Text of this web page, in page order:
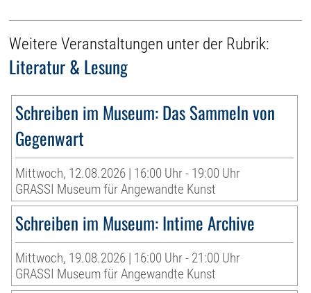
Weitere Veranstaltungen unter der Rubrik:
Literatur & Lesung
Schreiben im Museum: Das Sammeln von
Gegenwart
Mittwoch, 12.08.2026 | 16:00 Uhr - 19:00 Uhr
GRASSI Museum für Angewandte Kunst
Schreiben im Museum: Intime Archive
Mittwoch, 19.08.2026 | 16:00 Uhr - 21:00 Uhr
GRASSI Museum für Angewandte Kunst